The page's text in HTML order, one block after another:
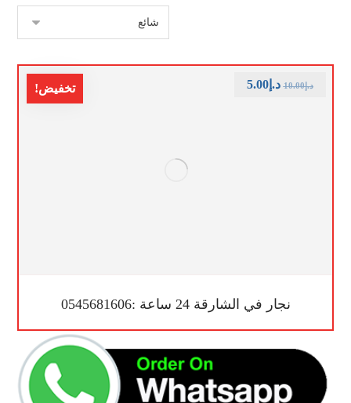
تخفيض!
نجار في الشارقة 24 ساعة :0545681606
د.إ10.00 د.إ5.00